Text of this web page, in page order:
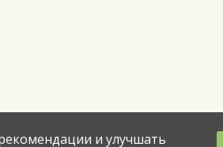
и улучшать